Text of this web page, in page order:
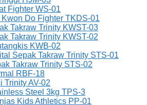
Fighter WS-01
Do Fighter TKDS-01
Takraw Trinity KWST-03
Takraw Trinity KWST-02
KWB-02
Sepak Takraw Trinity STS-01
Takraw Trinity STS-02
RBF-18
Trinity AV-02
Steel 3kg TPS-3
Kids Athletics PP-01